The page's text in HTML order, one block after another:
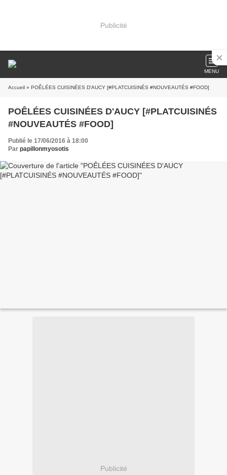
Publicité
MENU
Accueil » POÊLÉES CUISINÉES D'AUCY [#PLATCUISINÉS #NOUVEAUTÉS #FOOD]
POÊLÉES CUISINÉES D'AUCY [#PLATCUISINÉS
#NOUVEAUTÉS #FOOD]
Publié le 17/06/2016 à 18:00
Par papillonmyosotis
Publicité